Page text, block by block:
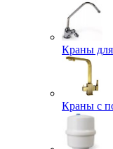
Краны
Краны с